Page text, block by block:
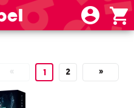
« 1 2 »